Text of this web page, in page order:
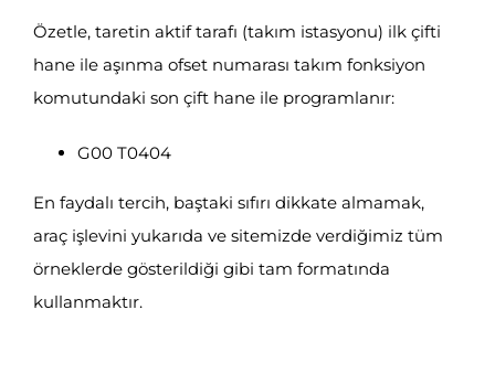
Özetle, taretin aktif tarafı (takım istasyonu) ilk çifti
hane ile aşınma ofset numarası takım fonksiyon
komutundaki son çift hane ile programlanır:
G00 T0404
En faydalı tercih, baştaki sıfırı dikkate almamak,
araç işlevini yukarıda ve sitemizde verdiğimiz tüm
örneklerde gösterildiği gibi tam formatında
kullanmaktır.